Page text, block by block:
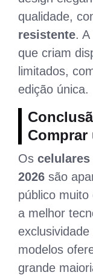
qualidade,
resistente.
que criam
limitados,
edição única.
Comprar
Os celulares
2026 são
público
a melhor
modelos
grande